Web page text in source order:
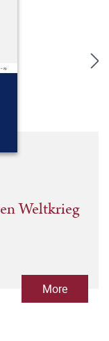
Weltkrieg
More